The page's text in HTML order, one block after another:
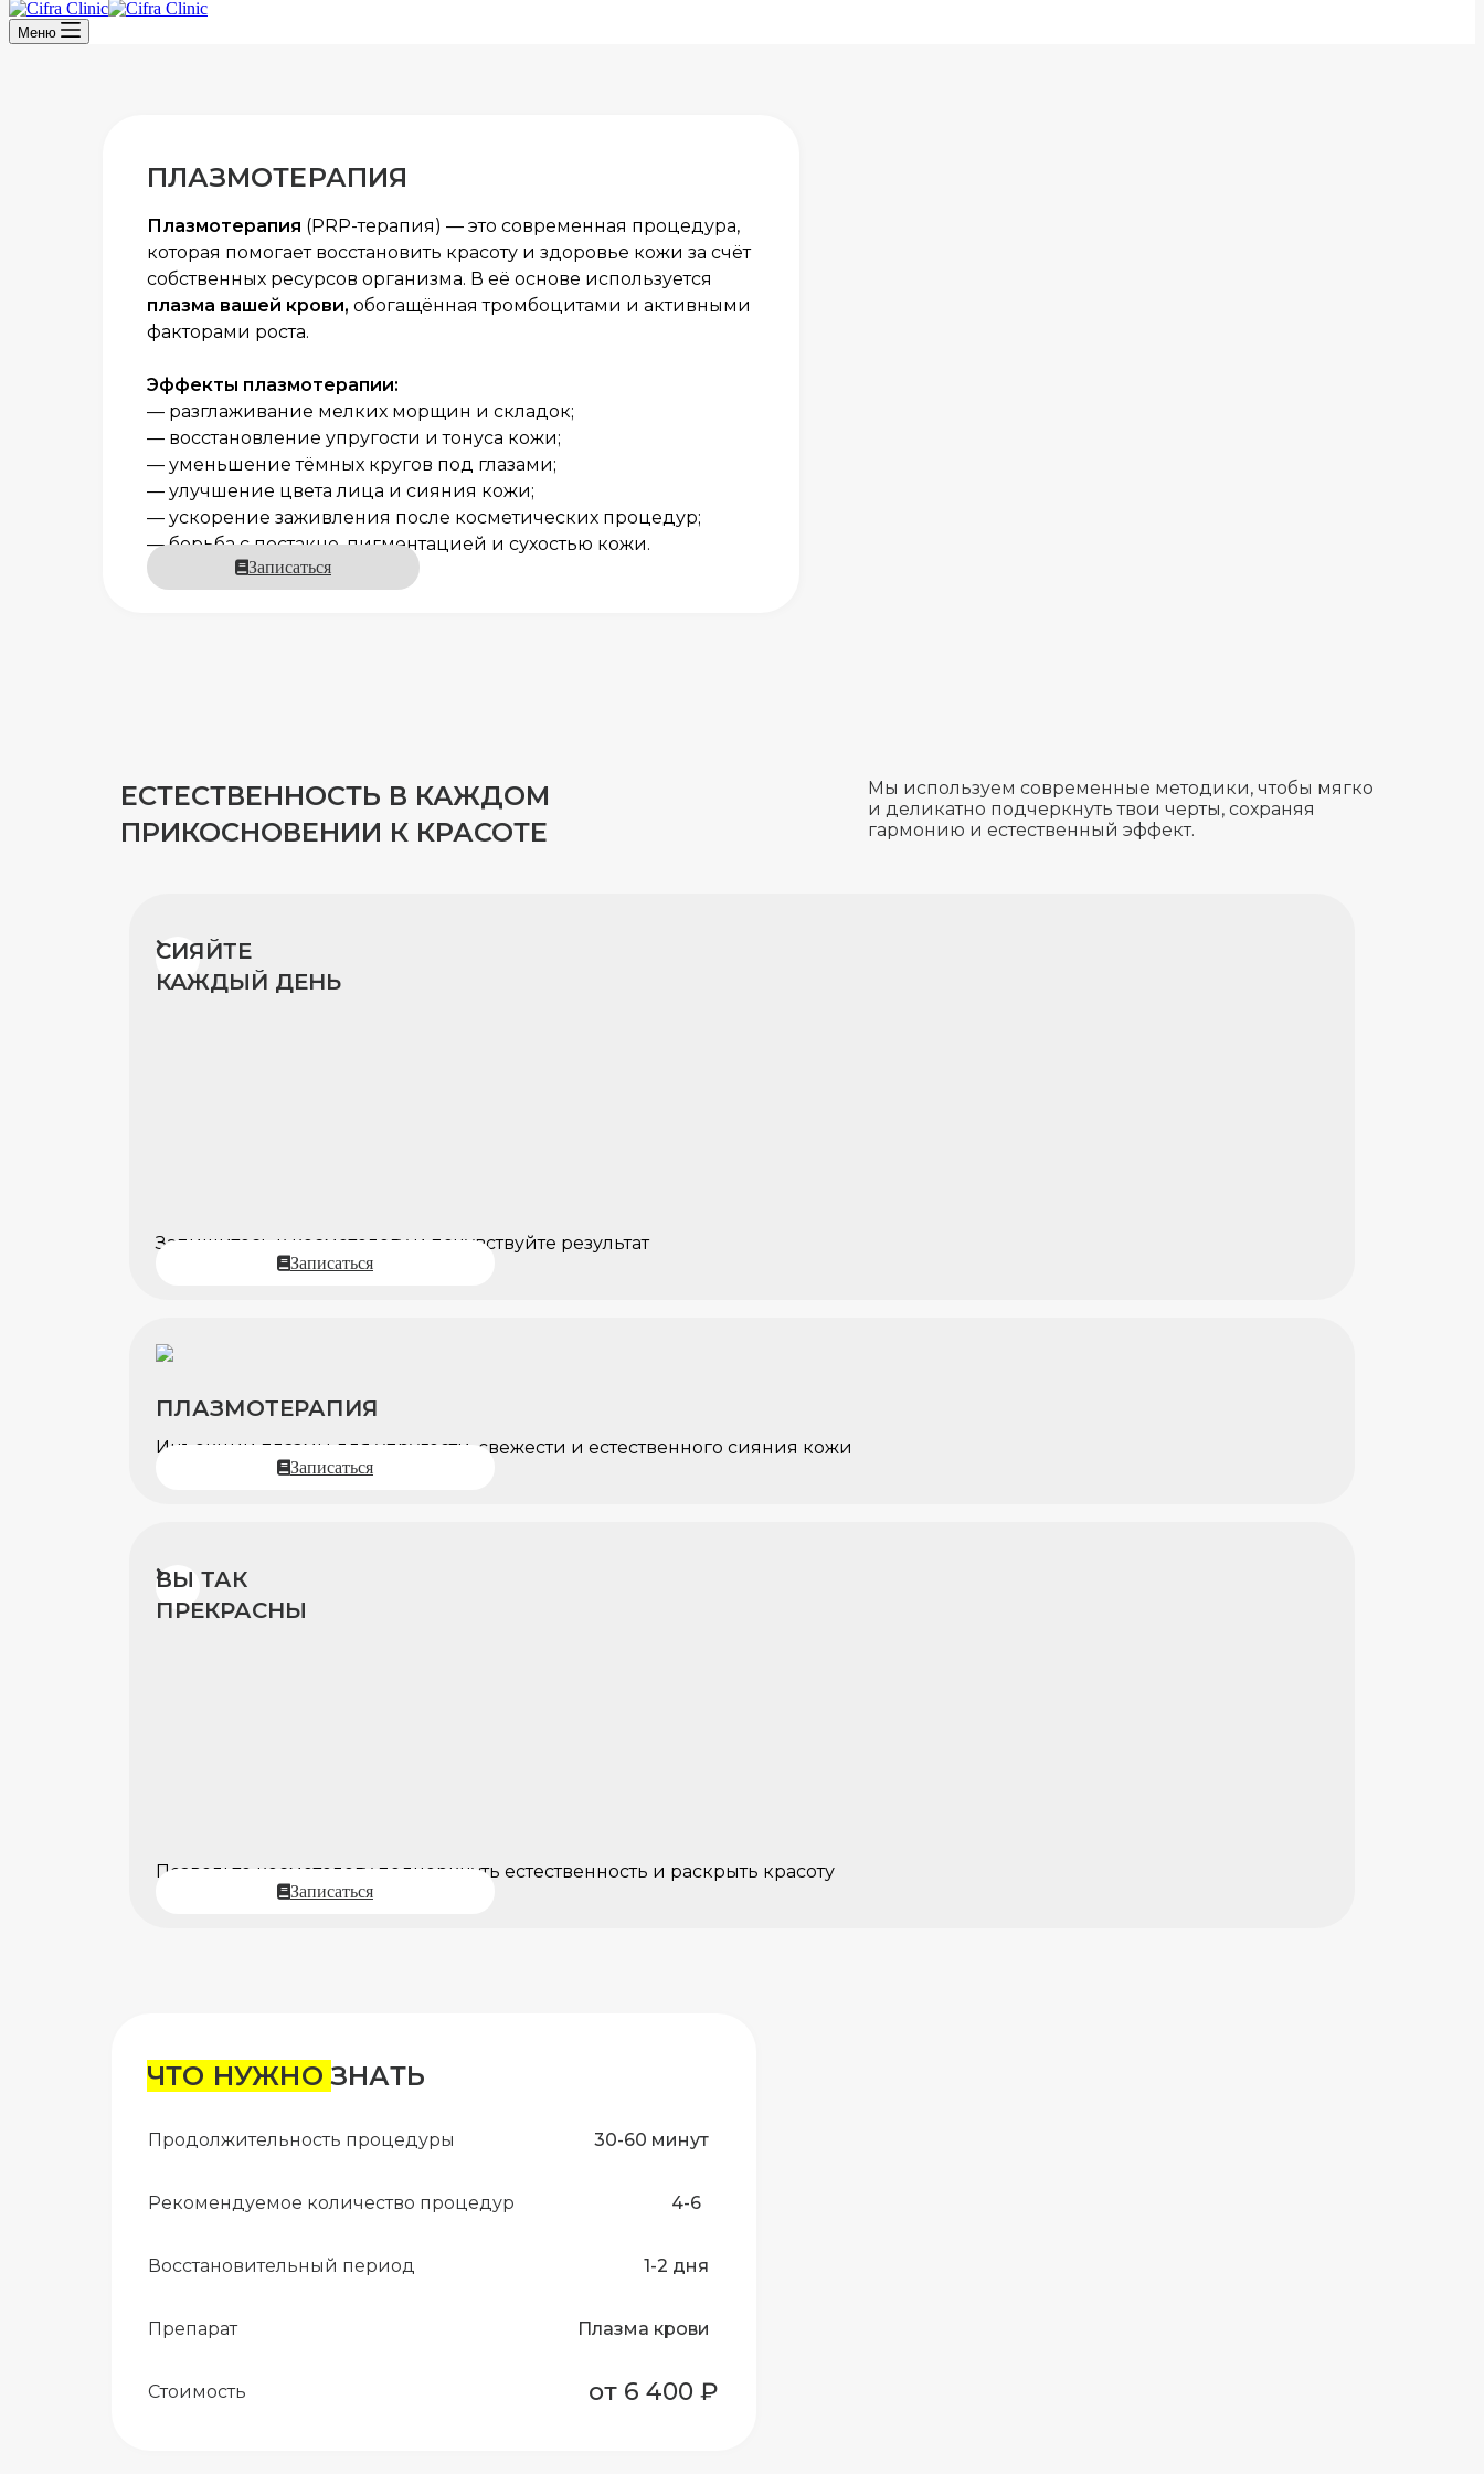
Меню
ПЛАЗМОТЕРАПИЯ
Плазмотерапия (PRP-терапия) — это современная процедура,
которая помогает восстановить красоту и здоровье кожи за счёт
собственных ресурсов организма. В её основе используется
плазма вашей крови, обогащённая тромбоцитами и активными
факторами роста.
Эффекты плазмотерапии:
— разглаживание мелких морщин и складок;
— восстановление упругости и тонуса кожи;
— уменьшение тёмных кругов под глазами;
— улучшение цвета лица и сияния кожи;
— ускорение заживления после косметических процедур;
— борьба с постакне, пигментацией и сухостью кожи.
Записаться
ЕСТЕСТВЕННОСТЬ В КАЖДОМ
ПРИКОСНОВЕНИИ К КРАСОТЕ
Мы используем современные методики, чтобы мягко
и деликатно подчеркнуть твои черты, сохраняя
гармонию и естественный эффект.
СИЯЙТЕ
КАЖДЫЙ ДЕНЬ
Запишитесь к косметологу и почувствуйте результат
Записаться
ПЛАЗМОТЕРАПИЯ
Инъекции плазмы для упругости, свежести и естественного сияния кожи
Записаться
ВЫ ТАК
ПРЕКРАСНЫ
Позвольте косметологу подчеркнуть естественность и раскрыть красоту
Записаться
ЧТО НУЖНОЗНАТЬ
Продолжительность процедуры 30-60 минут
Рекомендуемое количество процедур 4-6
Восстановительный период 1-2 дня
Препарат Плазма крови
Стоимость от 6 400 ₽